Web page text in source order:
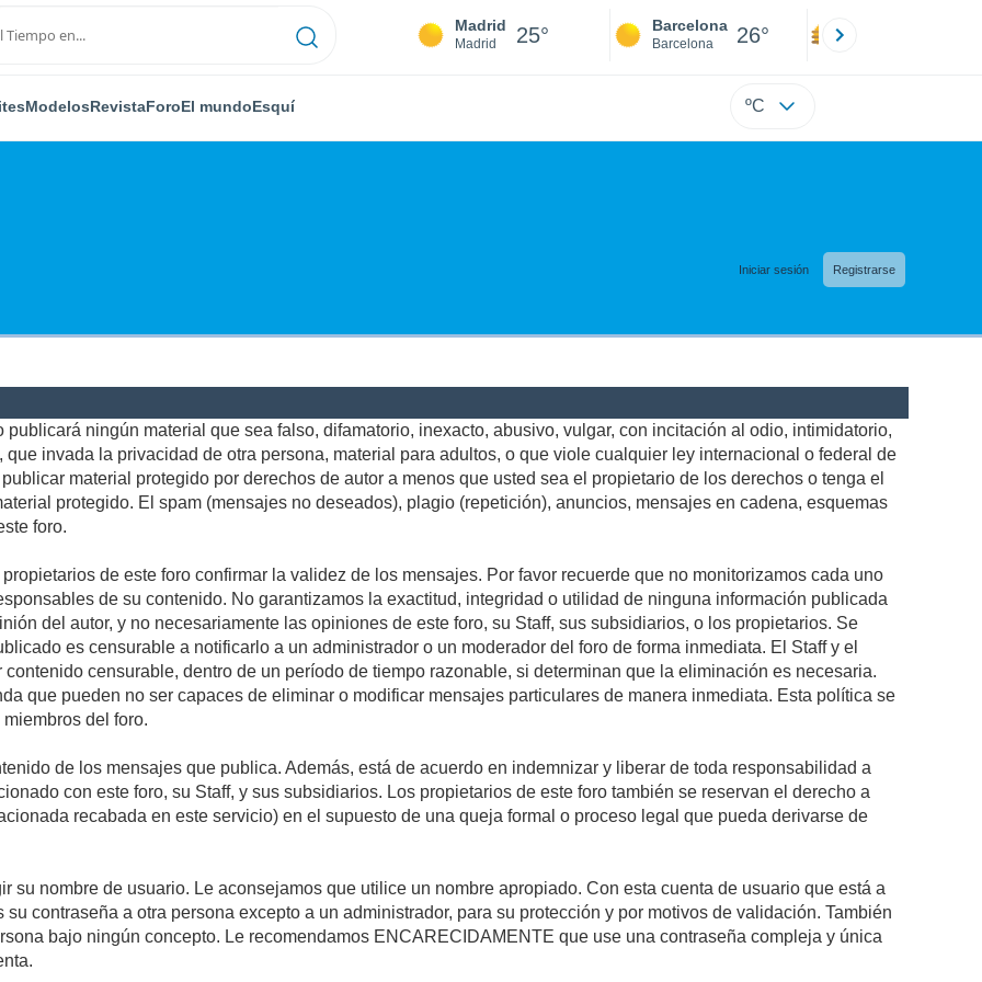
Madrid
Madrid 25° Barcelona
Barcelona 26°
ModelosRevistaForoEl mundoEsquí ºC
Iniciar sesión Registrarse
ningún material que sea falso, difamatorio, inexacto, abusivo, vulgar, con incitación al odio, intimidatorio,
invada la privacidad de otra persona, material para adultos, o que viole cualquier ley internacional o federal de
material protegido por derechos de autor a menos que usted sea el propietario de los derechos o tenga el
protegido. El spam (mensajes no deseados), plagio (repetición), anuncios, mensajes en cadena, esquemas
foro.
de este foro confirmar la validez de los mensajes. Por favor recuerde que no monitorizamos cada uno
de su contenido. No garantizamos la exactitud, integridad o utilidad de ninguna información publicada
del autor, y no necesariamente las opiniones de este foro, su Staff, sus subsidiarios, o los propietarios. Se
es censurable a notificarlo a un administrador o un moderador del foro de forma inmediata. El Staff y el
censurable, dentro de un período de tiempo razonable, si determinan que la eliminación es necesaria.
que pueden no ser capaces de eliminar o modificar mensajes particulares de manera inmediata. Esta política se
del foro.
de los mensajes que publica. Además, está de acuerdo en indemnizar y liberar de toda responsabilidad a
con este foro, su Staff, y sus subsidiarios. Los propietarios de este foro también se reservan el derecho a
recabada en este servicio) en el supuesto de una queja formal o proceso legal que pueda derivarse de
su nombre de usuario. Le aconsejamos que utilice un nombre apropiado. Con esta cuenta de usuario que está a
contraseña a otra persona excepto a un administrador, para su protección y por motivos de validación. También
bajo ningún concepto. Le recomendamos ENCARECIDAMENTE que use una contraseña compleja y única